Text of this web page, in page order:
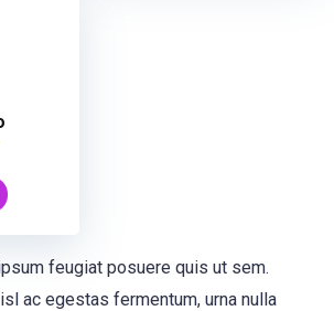
feugiat posuere quis ut sem.
ac egestas fermentum, urna nulla